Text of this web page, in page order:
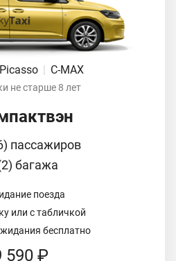
Picasso | C-MAX
не старше 8 лет
пассажиров
багажа
поезда
или с табличкой
бесплатно
590 ₽